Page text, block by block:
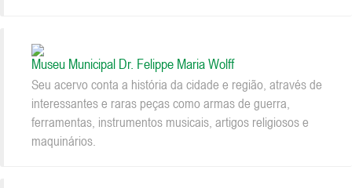
Museu Municipal Dr. Felippe Maria Wolff
Seu acervo conta a história da cidade e região, através de
interessantes e raras peças como armas de guerra,
ferramentas, instrumentos musicais, artigos religiosos e
maquinários.